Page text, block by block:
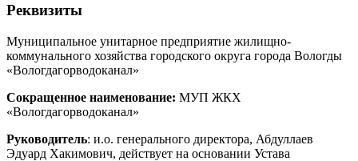
Реквизиты
Муниципальное унитарное предприятие жилищно-
коммунального хозяйства городского округа города Вологды
«Вологдагорводоканал»
Сокращенное наименование: МУП ЖКХ
«Вологдагорводоканал»
Руководитель: и.о. генерального директора, Абдуллаев
Эдуард Хакимович, действует на основании Устава